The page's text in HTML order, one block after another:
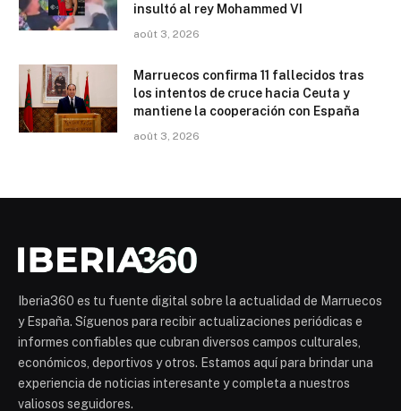
insultó al rey Mohammed VI
août 3, 2026
Marruecos confirma 11 fallecidos tras
los intentos de cruce hacia Ceuta y
mantiene la cooperación con España
août 3, 2026
Iberia360 es tu fuente digital sobre la actualidad de Marruecos
y España. Síguenos para recibir actualizaciones periódicas e
informes confiables que cubran diversos campos culturales,
económicos, deportivos y otros. Estamos aquí para brindar una
experiencia de noticias interesante y completa a nuestros
valiosos seguidores.